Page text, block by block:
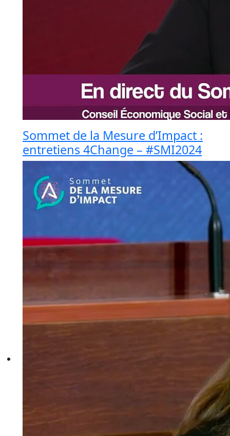
Sommet de la Mesure d’Impact :
entretiens 4Change – #SMI2024